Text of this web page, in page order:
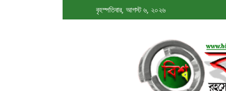
বৃহস্পতিবার, আগস্ট ৬, ২০২৬
বিশ্ববার্তা